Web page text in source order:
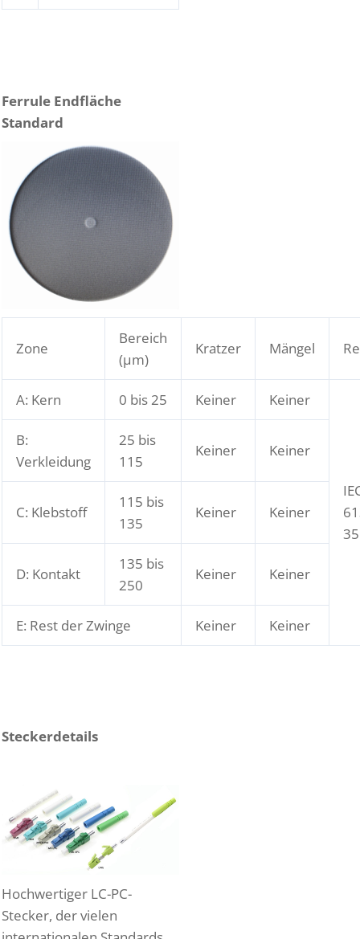
Ferrule Endfläche
Standard
Zone
Bereich
(μm)
Kratzer Mängel
A: Kern 0 bis 25 Keiner Keiner
B:
Verkleidung
25 bis
115
Keiner Keiner
C: Klebstoff
115 bis
135
Keiner Keiner
D: Kontakt
135 bis
250
Keiner Keiner
E: Rest der Zwinge Keiner Keiner
Steckerdetails
Hochwertiger LC-PC-
Stecker, der vielen